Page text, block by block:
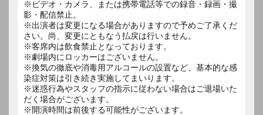
※ビデオ・カメラ、または携帯電話等での録音・録画・撮
影・配信禁止。
※出演者は変更になる場合がありますので予めご了承くだ
さい。尚、変更にともなう払戻は行いません。
※客席内は飲食禁止となっております。
※劇場内にロッカーはございません。
※換気の徹底や消毒用アルコールの設置など、基本的な感
染症対策は引き続き実施してまいります。
※迷惑行為やスタッフの指示に従わない場合はご退場いた
だく場合がございます。
※開演時間は前後する可能性がございます。